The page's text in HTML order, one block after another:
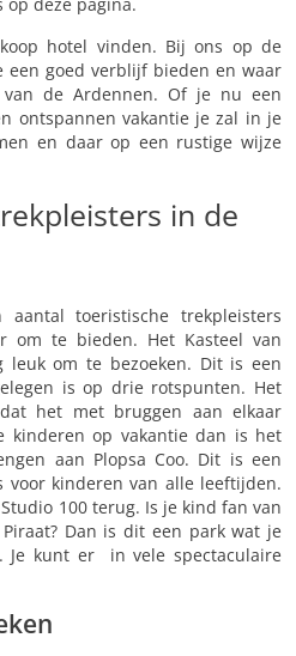
hotel vinden. Bij ons op de
goed verblijf bieden en waar
de Ardennen. Of je nu een
ontspannen vakantie je zal in je
en daar op een rustige wijze
in de
toeristische trekpleisters
om te bieden. Het Kasteel van
leuk om te bezoeken. Dit is een
is op drie rotspunten. Het
het met bruggen aan elkaar
kinderen op vakantie dan is het
aan Plopsa Coo. Dit is een
voor kinderen van alle leeftijden.
100 terug. Is je kind fan van
Dan is dit een park wat je
Je kunt er in vele spectaculaire